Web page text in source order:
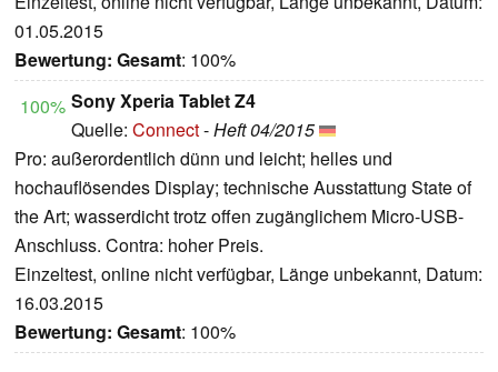
01.05.2015
Bewertung: Gesamt: 100%
100% Sony Xperia Tablet Z4
Quelle: Connect-Heft 04/2015
Pro: außerordentlich dünn und leicht; helles und
hochauflösendes Display; technische Ausstattung State of
the Art; wasserdicht trotz offen zugänglichem Micro-USB-
Anschluss. Contra: hoher Preis.
Einzeltest, online nicht verfügbar, Länge unbekannt, Datum:
16.03.2015
Bewertung: Gesamt: 100%